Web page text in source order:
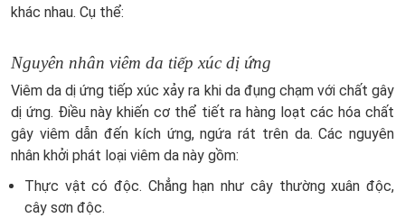
khác nhau. Cụ thể:
Nguyên nhân viêm da tiếp xúc dị ứng
Viêm da dị ứng tiếp xúc xảy ra khi da đụng chạm với chất gây
dị ứng. Điều này khiến cơ thể tiết ra hàng loạt các hóa chất
gây viêm dẫn đến kích ứng, ngứa rát trên da. Các nguyên
nhân khởi phát loại viêm da này gồm:
Thực vật có độc. Chẳng hạn như cây thường xuân độc,
cây sơn độc.